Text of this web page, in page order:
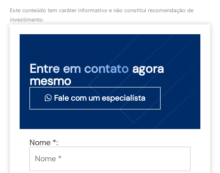
Este conteúdo tem caráter informativo e não constitui recomendação de
investimento.
Entre em contato agora
mesmo
Fale com um especialista
Nome *: